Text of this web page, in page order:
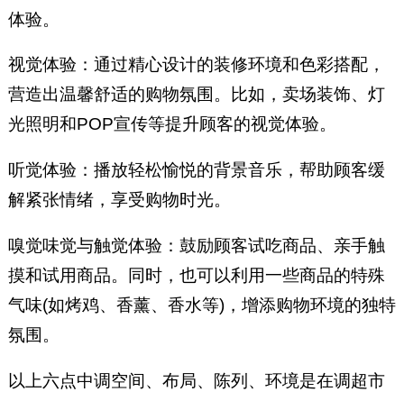
体验。
视觉体验：通过精心设计的装修环境和色彩搭配，
营造出温馨舒适的购物氛围。比如，卖场装饰、灯
光照明和POP宣传等提升顾客的视觉体验。
听觉体验：播放轻松愉悦的背景音乐，帮助顾客缓
解紧张情绪，享受购物时光。
嗅觉味觉与触觉体验：鼓励顾客试吃商品、亲手触
摸和试用商品。同时，也可以利用一些商品的特殊
气味(如烤鸡、香薰、香水等)，增添购物环境的独特
氛围。
以上六点中调空间、布局、陈列、环境是在调超市